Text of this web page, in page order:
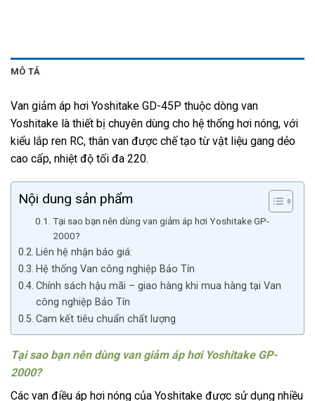
MÔ TẢ
Van giảm áp hơi Yoshitake GD-45P thuộc dòng van
Yoshitake là thiết bị chuyên dùng cho hệ thống hơi nóng, với
kiểu lắp ren RC, thân van được chế tạo từ vật liệu gang dẻo
cao cấp, nhiệt độ tối đa 220.
Nội dung sản phẩm
Tại sao bạn nên dùng van giảm áp hơi Yoshitake GP-
2000?
Liên hệ nhận báo giá:
Hệ thống Van công nghiệp Bảo Tín
Chính sách hậu mãi – giao hàng khi mua hàng tại Van
công nghiệp Bảo Tín
Cam kết tiêu chuẩn chất lượng
Tại sao bạn nên dùng van giảm áp hơi Yoshitake GP-
2000?
Các van điều áp hơi nóng của Yoshitake được sử dụng nhiều